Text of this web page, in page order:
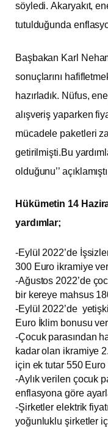
söyledi. Akaryakıt,
tutulduğunda
Başbakan Karl
sonuçlarını
hazırladık. Nüfus,
alışveriş yaparken
mücadele paketleri
getirilmişti.Bu
olduğunu’’
Hükümetin 14
yardımlar;
-Eylül 2022’de
300 Euro ikramiye
-Ağustos 2022’de
bir kereye mahsus
-Eylül 2022’de
Euro İklim bonusu
-Çocuk parasından
kadar olan ikramiye
için ek tutar 550
-Aylık verilen çocuk
enflasyona göre
-Şirketler elektrik
yoğunluklu şirketler